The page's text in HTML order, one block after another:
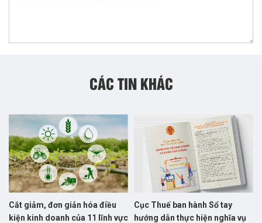
CÁC TIN KHÁC
Cắt giảm, đơn giản hóa điều
kiện kinh doanh của 11 lĩnh vực
Cục Thuế ban hành Sổ tay
hướng dẫn thực hiện nghĩa vụ